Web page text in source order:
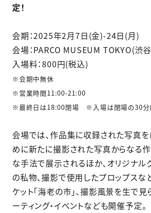
定！
会期：2025年2月7日(金)-24日(月)
会場：PARCO MUSEUM TOKYO(渋
入場料：800円(税込)
※会期中無休
※営業時間11:00-21:00
※最終日は18:00閉場 ※入場は閉場の30分
会場では、作品集に収録された写真を
めに新たに撮影された写真からなる
な手法で展示されるほか、オリジナル
の私物、撮影で使用したプロップスな
ケット「海老の市」、撮影風景を生で見
ーティング・イベントなども開催予定。